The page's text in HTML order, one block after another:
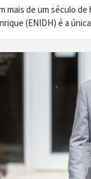
mais de um século
(ENIDH) é a